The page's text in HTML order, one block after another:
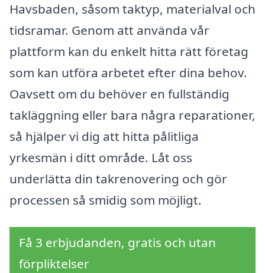
Havsbaden, såsom taktyp, materialval och
tidsramar. Genom att använda vår
plattform kan du enkelt hitta rätt företag
som kan utföra arbetet efter dina behov.
Oavsett om du behöver en fullständig
takläggning eller bara några reparationer,
så hjälper vi dig att hitta pålitliga
yrkesmän i ditt område. Låt oss
underlätta din takrenovering och gör
processen så smidig som möjligt.
Få 3 erbjudanden, gratis och utan
förpliktelser